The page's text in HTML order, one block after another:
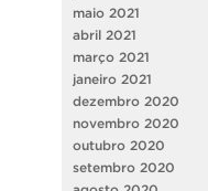
maio 2021
abril 2021
março 2021
janeiro 2021
dezembro 2020
novembro 2020
outubro 2020
setembro 2020